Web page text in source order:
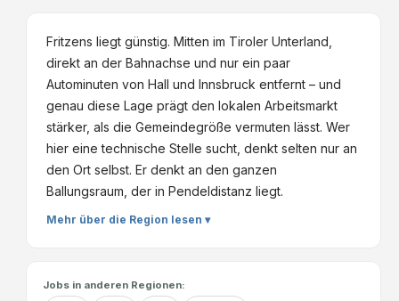
Fritzens liegt günstig. Mitten im Tiroler Unterland,
direkt an der Bahnachse und nur ein paar
Autominuten von Hall und Innsbruck entfernt – und
genau diese Lage prägt den lokalen Arbeitsmarkt
stärker, als die Gemeindegröße vermuten lässt. Wer
hier eine technische Stelle sucht, denkt selten nur an
den Ort selbst. Er denkt an den ganzen
Ballungsraum, der in Pendeldistanz liegt.
Mehr über die Region lesen ▾
Jobs in anderen Regionen: